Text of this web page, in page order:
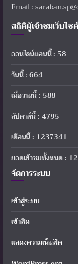
Email :
สถิติผู้เข้าชมเว็บไซต์
ออนไลน์ตอนนี้ : 58
วันนี้ : 664
เมื่อวานนี้ : 588
สัปดาห์นี้ : 4795
เดือนนี้ : 1237341
ยอดเข้าชมทั้งหมด :
จัดการระบบ
เข้าสู่ระบบ
เข้าฟีด
แสดงความเห็นฟีด